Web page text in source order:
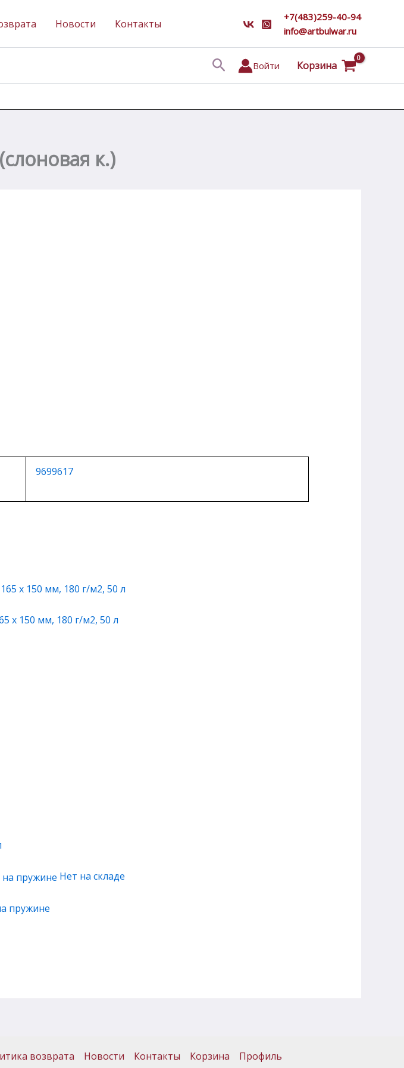
Новости Контакты
+7(483)259-40-94
info@artbulwar.ru
ПоискВойти Корзина
к.)
9699617
х 150 мм, 180 г/м2, 50 л
Нет на складе
пружине
возврата Новости Контакты Корзина Профиль